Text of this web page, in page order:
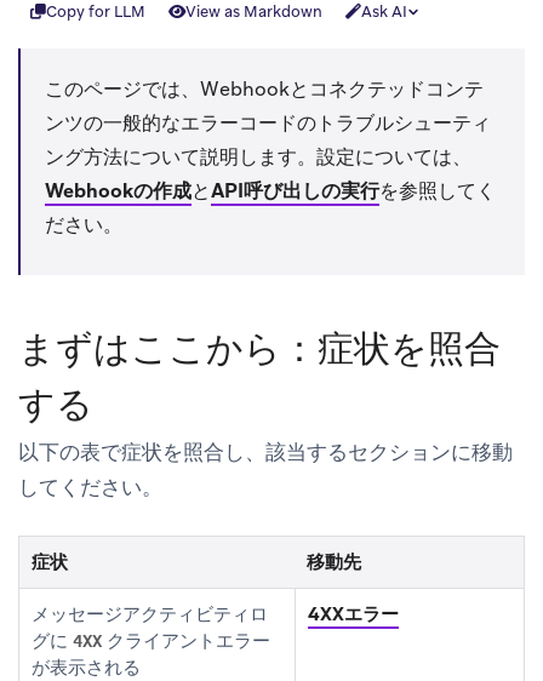
Copy for LLM View as Markdown Ask AI
このページでは、Webhookとコネクテッドコンテ
ンツの一般的なエラーコードのトラブルシューティ
ング方法について説明します。設定については、
Webhookの作成とAPI呼び出しの実行を参照してく
ださい。
まずはここから：症状を照合
する
以下の表で症状を照合し、該当するセクションに移動
してください。
症状 移動先
メッセージアクティビティロ
グに 4XX クライアントエラー
が表示される
4XXエラー